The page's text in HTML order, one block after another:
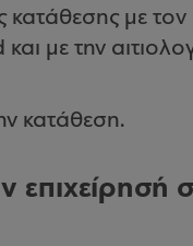
με
με την
κατάθεση.
επιχείρησή